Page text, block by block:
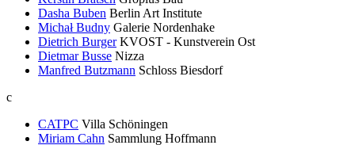
Dasha Buben Berlin Art Institute
Michał Budny Galerie Nordenhake
Dietrich Burger KVOST - Kunstverein Ost
Dietmar Busse Nizza
Manfred Butzmann Schloss Biesdorf
c
CATPC Villa Schöningen
Miriam Cahn Sammlung Hoffmann